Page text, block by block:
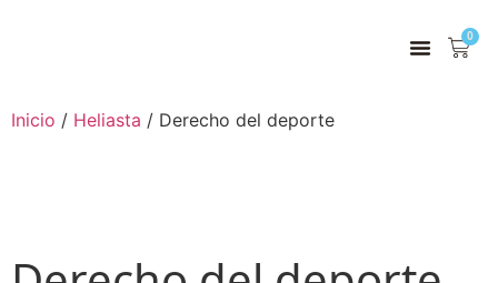
0
Inicio / Heliasta / Derecho del deporte